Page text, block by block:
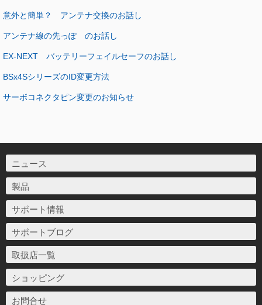
意外と簡単？ アンテナ交換のお話し
アンテナ線の先っぽ のお話し
EX-NEXT バッテリーフェイルセーフのお話し
BSx4SシリーズのID変更方法
サーボコネクタピン変更のお知らせ
ニュース
製品
サポート情報
サポートブログ
取扱店一覧
ショッピング
お問合せ